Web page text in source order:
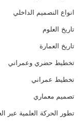
انواع النصميم الداخلي
تاريخ العلوم
تاريخ العمارة
تخطيط حضري وعمراني
تخطيط عمراني
تصميم معماري
تطور الحركة العلمية عبر